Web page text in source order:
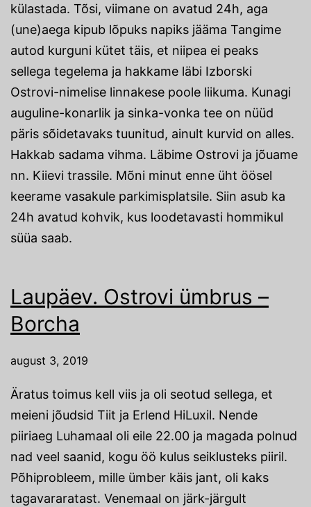
külastada. Tõsi, viimane on avatud 24h, aga
(une)aega kipub lõpuks napiks jääma Tangime
autod kurguni kütet täis, et niipea ei peaks
sellega tegelema ja hakkame läbi Izborski
Ostrovi-nimelise linnakese poole liikuma. Kunagi
auguline-konarlik ja sinka-vonka tee on nüüd
päris sõidetavaks tuunitud, ainult kurvid on alles.
Hakkab sadama vihma. Läbime Ostrovi ja jõuame
nn. Kiievi trassile. Mõni minut enne üht öösel
keerame vasakule parkimisplatsile. Siin asub ka
24h avatud kohvik, kus loodetavasti hommikul
süüa saab.
Laupäev. Ostrovi ümbrus –
Borcha
august 3, 2019
Äratus toimus kell viis ja oli seotud sellega, et
meieni jõudsid Tiit ja Erlend HiLuxil. Nende
piiriaeg Luhamaal oli eile 22.00 ja magada polnud
nad veel saanid, kogu öö kulus seiklusteks piiril.
Põhiprobleem, mille ümber käis jant, oli kaks
tagavararatast. Venemaal on järk-järgult